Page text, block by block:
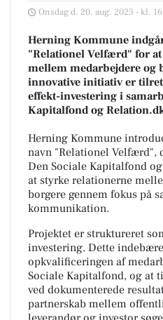
Onsdag d. 20. aug. 2025 - kl.
Herning Kommune
"Relationel Velfærd" for
mellem medarbejdere og
innovative initiativ er
effekt-investering i
Kapitalfond og
Herning Kommune
navn "Relationel Velfærd",
Den Sociale Kapitalfond
at styrke relationerne
borgere gennem fokus på
kommunikation.
Projektet er struktureret
investering. Dette
opkvalificeringen af
Sociale Kapitalfond, og at
ved dokumenterede
partnerskab mellem